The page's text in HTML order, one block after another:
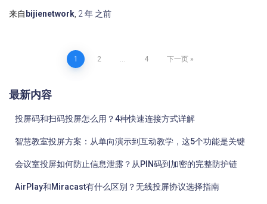
来自 bijienetwork 2 年 之前
章
分
页
1 2 … 4 下一页
最新内容
投屏码和扫码投屏怎么用？4种快速连接方式详解
智慧教室投屏方案：从单向演示到互动教学，这5个功能是关键
会议室投屏如何防止信息泄露？从PIN码到加密的完整防护链
AirPlay和Miracast有什么区别？无线投屏协议选择指南